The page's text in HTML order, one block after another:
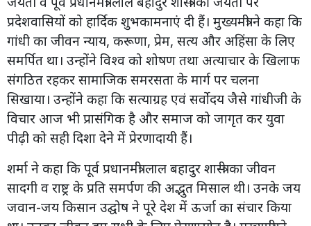
प्रदेशवासियों को हार्दिक शुभकामनाएं दी हैं। मुख्यमंत्री ने कहा कि
गांधी का जीवन न्याय, करूणा, प्रेम, सत्य और अहिंसा के लिए
समर्पित था। उन्होंने विश्व को शोषण तथा अत्याचार के खिलाफ
संगठित रहकर सामाजिक समरसता के मार्ग पर चलना
सिखाया। उन्होंने कहा कि सत्याग्रह एवं सर्वोदय जैसे गांधीजी के
विचार आज भी प्रासंगिक है और समाज को जागृत कर युवा
पीढ़ी को सही दिशा देने में प्रेरणादायी हैं।
शर्मा ने कहा कि पूर्व प्रधानमंत्री लाल बहादुर शास्त्री का जीवन
सादगी व राष्ट्र के प्रति समर्पण की अद्भुत मिसाल थी। उनके जय
जवान-जय किसान उद्घोष ने पूरे देश में ऊर्जा का संचार किया